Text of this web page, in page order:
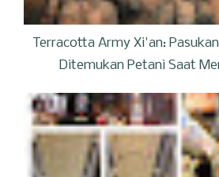
Terracotta Army Xi'an:
Ditemukan Petani Saat